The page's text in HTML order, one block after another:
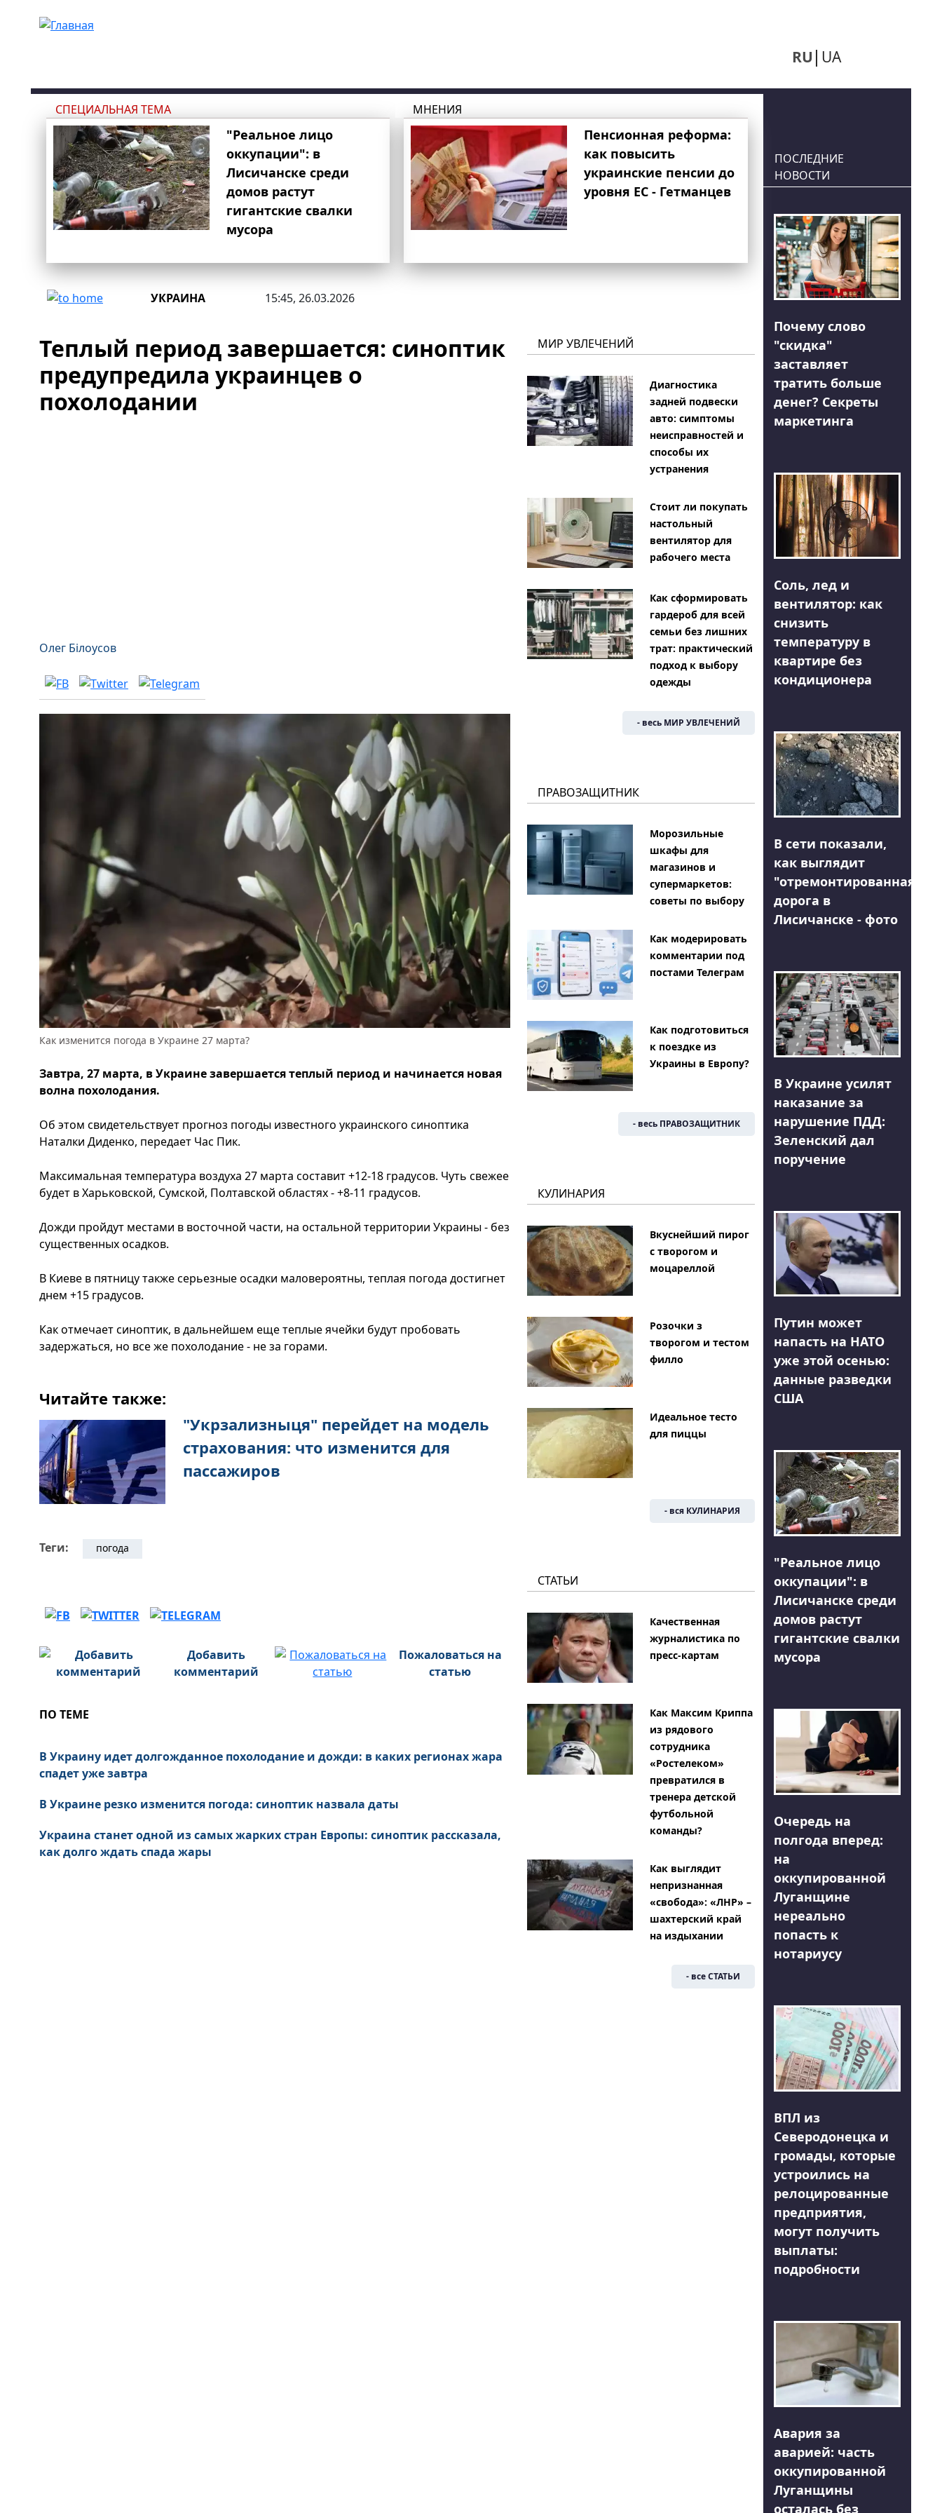
RU UA
СПЕЦИАЛЬНАЯ ТЕМА
"Реальное лицо
оккупации": в
Лисичанске среди
домов растут
гигантские свалки
мусора
МНЕНИЯ
Пенсионная реформа:
как повысить
украинские пенсии до
уровня ЕС - Гетманцев
УКРАИНА 15:45, 26.03.2026
Теплый период завершается: синоптик
предупредила украинцев о
похолодании
Олег Білоусов
Как изменится погода в Украине 27 марта?
Завтра, 27 марта, в Украине завершается теплый период и начинается новая
волна похолодания.
Об этом свидетельствует прогноз погоды известного украинского синоптика
Наталки Диденко, передает Час Пик.
Максимальная температура воздуха 27 марта составит +12-18 градусов. Чуть свежее
будет в Харьковской, Сумской, Полтавской областях - +8-11 градусов.
Дожди пройдут местами в восточной части, на остальной территории Украины - без
существенных осадков.
В Киеве в пятницу также серьезные осадки маловероятны, теплая погода достигнет
днем ​​+15 градусов.
Как отмечает синоптик, в дальнейшем еще теплые ячейки будут пробовать
задержаться, но все же похолодание - не за горами.
Читайте также:
"Укрзализныця" перейдет на модель
страхования: что изменится для
пассажиров
Теги: погода
Добавить
комментарий
Пожаловаться на
статью
ПО ТЕМЕ
В Украину идет долгожданное похолодание и дожди: в каких регионах жара
спадет уже завтра
В Украине резко изменится погода: синоптик назвала даты
Украина станет одной из самых жарких стран Европы: синоптик рассказала,
как долго ждать спада жары
МИР УВЛЕЧЕНИЙ
Диагностика
задней подвески
авто: симптомы
неисправностей и
способы их
устранения
Стоит ли покупать
настольный
вентилятор для
рабочего места
Как сформировать
гардероб для всей
семьи без лишних
трат: практический
подход к выбору
одежды
- весь МИР УВЛЕЧЕНИЙ
ПРАВОЗАЩИТНИК
Морозильные
шкафы для
магазинов и
супермаркетов:
советы по выбору
Как модерировать
комментарии под
постами Телеграм
Как подготовиться
к поездке из
Украины в Европу?
- весь ПРАВОЗАЩИТНИК
КУЛИНАРИЯ
Вкуснейший пирог
с творогом и
моцареллой
Розочки з
творогом и тестом
филло
Идеальное тесто
для пиццы
- вся КУЛИНАРИЯ
СТАТЬИ
Качественная
журналистика по
пресс-картам
Как Максим Криппа
из рядового
сотрудника
«Ростелеком»
превратился в
тренера детской
футбольной
команды?
Как выглядит
непризнанная
«свобода»: «ЛНР» –
шахтерский край
на издыхании
- все СТАТЬИ
ПОСЛЕДНИЕ
НОВОСТИ
Почему слово
"скидка"
заставляет
тратить больше
денег? Секреты
маркетинга
Соль, лед и
вентилятор: как
снизить
температуру в
квартире без
кондиционера
В сети показали,
как выглядит
"отремонтированная"
дорога в
Лисичанске - фото
В Украине усилят
наказание за
нарушение ПДД:
Зеленский дал
поручение
Путин может
напасть на НАТО
уже этой осенью:
данные разведки
США
"Реальное лицо
оккупации": в
Лисичанске среди
домов растут
гигантские свалки
мусора
Очередь на
полгода вперед:
на
оккупированной
Луганщине
нереально
попасть к
нотариусу
ВПЛ из
Северодонецка и
громады, которые
устроились на
релоцированные
предприятия,
могут получить
выплаты:
подробности
Авария за
аварией: часть
оккупированной
Луганщины
осталась без